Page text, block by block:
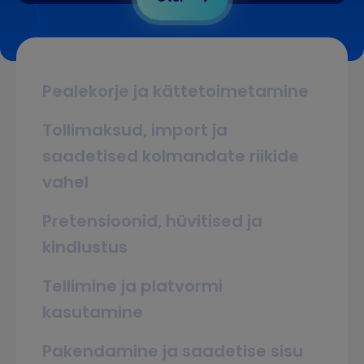
Pealekorje ja kättetoimetamine
Tollimaksud, import ja
saadetised kolmandate riikide
vahel
Pretensioonid, hüvitised ja
kindlustus
Tellimine ja platvormi
kasutamine
Pakendamine ja saadetise sisu